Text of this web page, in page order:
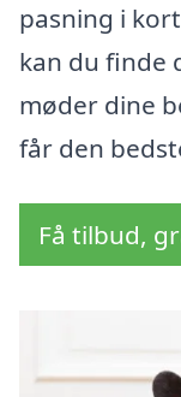
pasning i
kan du finde
møder dine
får den
Få tilbud,